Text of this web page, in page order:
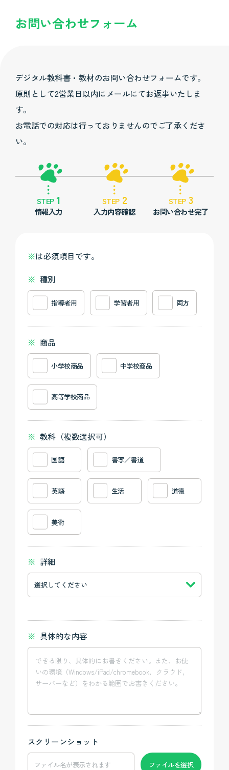
お問い合わせフォーム
デジタル教科書・教材のお問い合わせフォームです。
原則として2営業日以内にメールにてお返事いたしま
す。
お電話での対応は行っておりませんのでご了承くださ
い。
STEP 1
情報入力
STEP 2
入力内容確認
STEP 3
お問い合わせ完了
※は必須項目です。
種別
指導者用 学習者用 両方
商品
小学校商品 中学校商品
高等学校商品
教科（複数選択可）
国語 書写／書道
英語 生活 道徳
美術
詳細
具体的な内容
スクリーンショット
ファイル名が表示されます ファイルを選択